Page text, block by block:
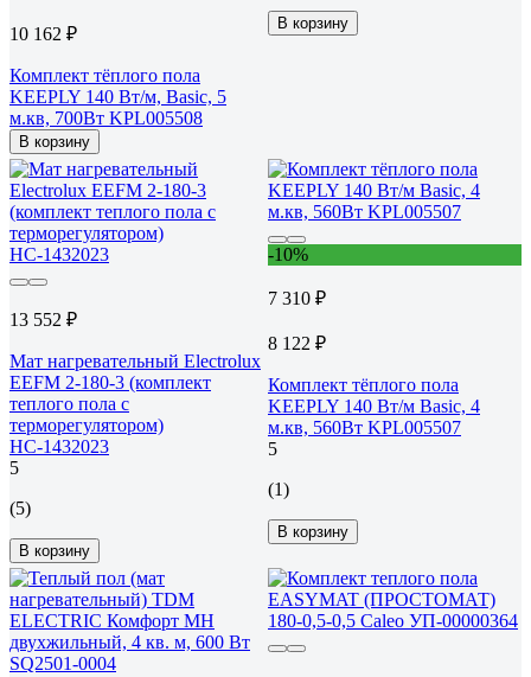
10 162 ₽
Комплект тёплого пола
KEEPLY 140 Вт/м, Basic, 5
м.кв, 700Вт KPL005508
В корзину
В корзину
13 552 ₽
Мат нагревательный Electrolux
EEFM 2-180-3 (комплект
теплого пола c
терморегулятором)
НС-1432023
5
(5)
В корзину
-10%
7 310 ₽
8 122 ₽
Комплект тёплого пола
KEEPLY 140 Вт/м Basic, 4
м.кв, 560Вт KPL005507
5
(1)
В корзину